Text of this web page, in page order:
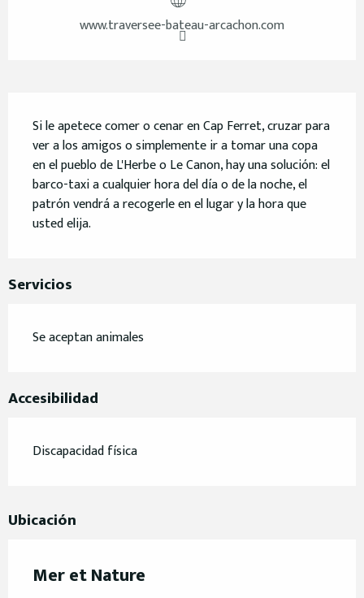
www.traversee-bateau-arcachon.com
Si le apetece comer o cenar en Cap Ferret, cruzar para
ver a los amigos o simplemente ir a tomar una copa
en el pueblo de L'Herbe o Le Canon, hay una solución: el
barco-taxi a cualquier hora del día o de la noche, el
patrón vendrá a recogerle en el lugar y la hora que
usted elija.
Servicios
Se aceptan animales
Accesibilidad
Discapacidad física
Ubicación
Mer et Nature